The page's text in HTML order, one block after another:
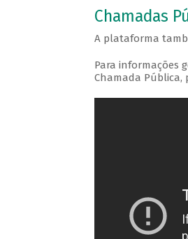
Chamadas
A plataforma
Para informações
Chamada Pública,